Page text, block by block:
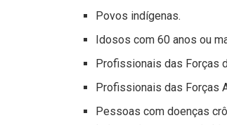
Povos indígenas.
Idosos com 60 anos ou
Profissionais das Forças
Profissionais das Forças
Pessoas com doenças